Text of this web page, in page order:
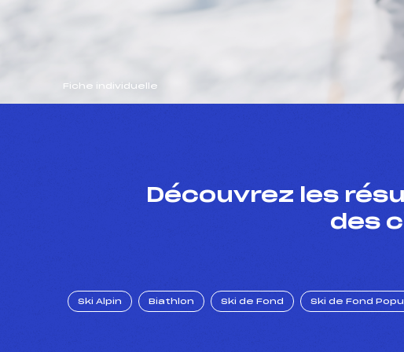
Fiche individuelle
Découvrez les
des
Ski Alpin Biathlon Ski de Fond Ski de Fond